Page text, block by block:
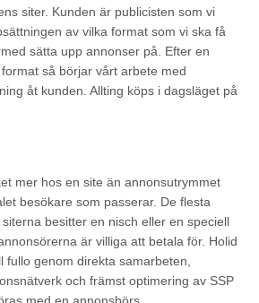
siter. Kunden är publicisten som vi
av vilka format som vi ska få
sätta upp annonser på. Efter en
så börjar vårt arbete med
åt kunden. Allting köps i dagsläget på
mer hos en site än annonsutrymmet
besökare som passerar. De flesta
besitter en nisch eller en speciell
är villiga att betala för. Holid
fullo genom direkta samarbeten,
och främst optimering av SSP
med en annonsbörs.